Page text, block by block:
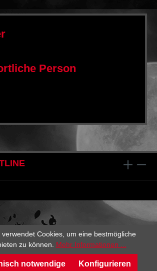
Person
verwendet Cookies, um eine bestmögliche
zu können. Mehr Informationen ...
notwendige Konfigurieren